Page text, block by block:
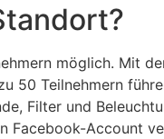
möglich. Mit
50 Teilnehmern
Filter und
Facebook-Account